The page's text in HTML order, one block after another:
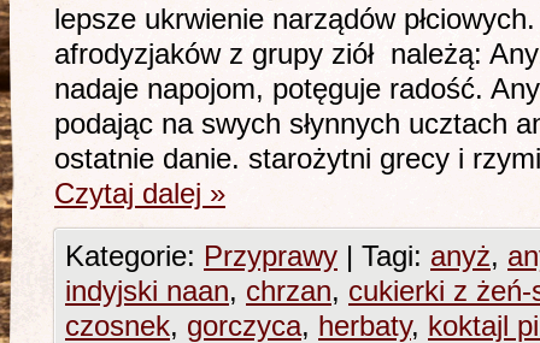
lepsze ukrwienie narządów
afrodyzjaków z grupy ziół należą:
nadaje napojom, potęguje radość.
podając na swych słynnych ucztach
ostatnie danie. starożytni grecy i
Czytaj dalej »
Kategorie: Przyprawy | Tagi: anyż,
indyjski naan, chrzan, cukierki z żeń-
czosnek, gorczyca, herbaty, koktajl